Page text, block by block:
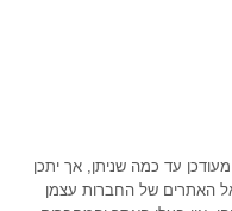
עד כמה שניתן, אך יתכן
אל האתרים של החברות עצמן